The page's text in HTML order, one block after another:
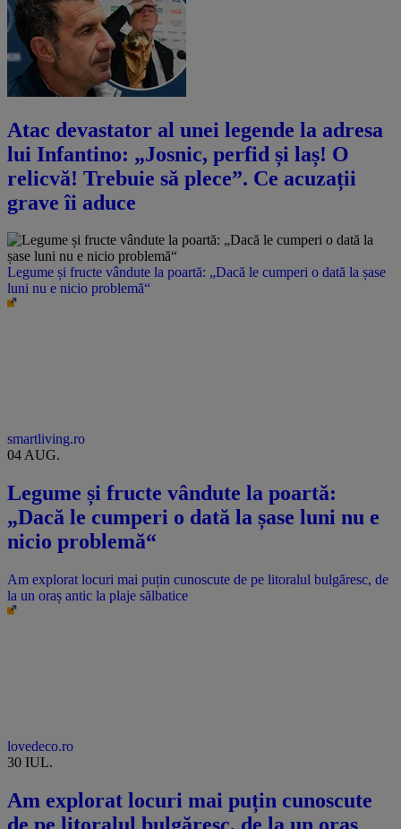
Atac devastator al unei legende la adresa
lui Infantino: „Josnic, perfid și laș! O
relicvă! Trebuie să plece”. Ce acuzații
grave îi aduce
Legume și fructe vândute la poartă: „Dacă le cumperi o dată la șase
luni nu e nicio problemă“
smartliving.ro
04 AUG.
Legume și fructe vândute la poartă:
„Dacă le cumperi o dată la șase luni nu e
nicio problemă“
Am explorat locuri mai puțin cunoscute de pe litoralul bulgăresc, de
la un oraș antic la plaje sălbatice
lovedeco.ro
30 IUL.
Am explorat locuri mai puțin cunoscute